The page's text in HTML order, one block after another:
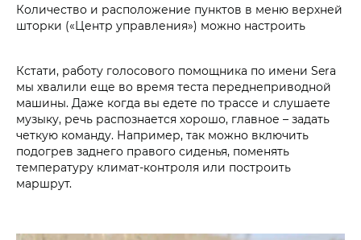
Количество и расположение пунктов в меню верхней
шторки («Центр управления») можно настроить
Кстати, работу голосового помощника по имени Sera
мы хвалили еще во время теста переднеприводной
машины. Даже когда вы едете по трассе и слушаете
музыку, речь распознается хорошо, главное – задать
четкую команду. Например, так можно включить
подогрев заднего правого сиденья, поменять
температуру климат-контроля или построить
маршрут.